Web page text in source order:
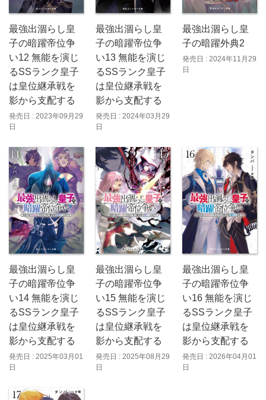
最強出涸らし皇
子の暗躍帝位争
い12 無能を演じ
るSSランク皇子
は皇位継承戦を
影から支配する
発売日 : 2023年09月29
日
最強出涸らし皇
子の暗躍帝位争
い13 無能を演じ
るSSランク皇子
は皇位継承戦を
影から支配する
発売日 : 2024年03月29
日
最強出涸らし皇
子の暗躍外典2
発売日 : 2024年11月29
日
最強出涸らし皇
子の暗躍帝位争
い14 無能を演じ
るSSランク皇子
は皇位継承戦を
影から支配する
発売日 : 2025年03月01
日
最強出涸らし皇
子の暗躍帝位争
い15 無能を演じ
るSSランク皇子
は皇位継承戦を
影から支配する
発売日 : 2025年08月29
日
最強出涸らし皇
子の暗躍帝位争
い16 無能を演じ
るSSランク皇子
は皇位継承戦を
影から支配する
発売日 : 2026年04月01
日